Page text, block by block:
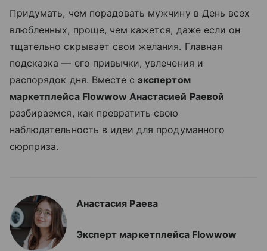
Придумать, чем порадовать мужчину в День всех
влюбленных, проще, чем кажется, даже если он
тщательно скрывает свои желания. Главная
подсказка — его привычки, увлечения и
распорядок дня. Вместе сэкспертом
маркетплейса Flowwow Анастасией Раевой
разбираемся, как превратить свою
наблюдательность в идеи для продуманного
сюрприза.
Анастасия Раева
Эксперт маркетплейса Flowwow